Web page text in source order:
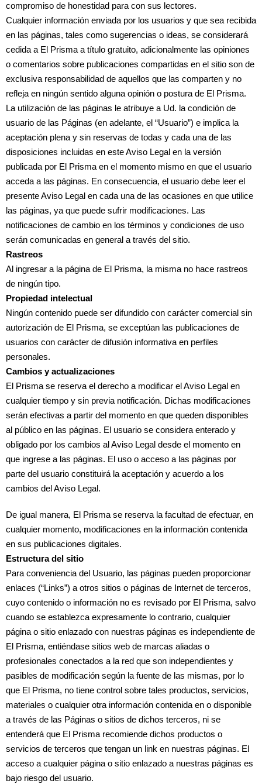
compromiso de honestidad para con sus lectores.
Cualquier información enviada por los usuarios y que sea recibida
en las páginas, tales como sugerencias o ideas, se considerará
cedida a El Prisma a título gratuito, adicionalmente las opiniones
o comentarios sobre publicaciones compartidas en el sitio son de
exclusiva responsabilidad de aquellos que las comparten y no
refleja en ningún sentido alguna opinión o postura de El Prisma.
La utilización de las páginas le atribuye a Ud. la condición de
usuario de las Páginas (en adelante, el “Usuario”) e implica la
aceptación plena y sin reservas de todas y cada una de las
disposiciones incluidas en este Aviso Legal en la versión
publicada por El Prisma en el momento mismo en que el usuario
acceda a las páginas. En consecuencia, el usuario debe leer el
presente Aviso Legal en cada una de las ocasiones en que utilice
las páginas, ya que puede sufrir modificaciones. Las
notificaciones de cambio en los términos y condiciones de uso
serán comunicadas en general a través del sitio.
Rastreos
Al ingresar a la página de El Prisma, la misma no hace rastreos
de ningún tipo.
Propiedad intelectual
Ningún contenido puede ser difundido con carácter comercial sin
autorización de El Prisma, se exceptúan las publicaciones de
usuarios con carácter de difusión informativa en perfiles
personales.
Cambios y actualizaciones
El Prisma se reserva el derecho a modificar el Aviso Legal en
cualquier tiempo y sin previa notificación. Dichas modificaciones
serán efectivas a partir del momento en que queden disponibles
al público en las páginas. El usuario se considera enterado y
obligado por los cambios al Aviso Legal desde el momento en
que ingrese a las páginas. El uso o acceso a las páginas por
parte del usuario constituirá la aceptación y acuerdo a los
cambios del Aviso Legal.
De igual manera, El Prisma se reserva la facultad de efectuar, en
cualquier momento, modificaciones en la información contenida
en sus publicaciones digitales.
Estructura del sitio
Para conveniencia del Usuario, las páginas pueden proporcionar
enlaces (“Links”) a otros sitios o páginas de Internet de terceros,
cuyo contenido o información no es revisado por El Prisma, salvo
cuando se establezca expresamente lo contrario, cualquier
página o sitio enlazado con nuestras páginas es independiente de
El Prisma, entiéndase sitios web de marcas aliadas o
profesionales conectados a la red que son independientes y
pasibles de modificación según la fuente de las mismas, por lo
que El Prisma, no tiene control sobre tales productos, servicios,
materiales o cualquier otra información contenida en o disponible
a través de las Páginas o sitios de dichos terceros, ni se
entenderá que El Prisma recomiende dichos productos o
servicios de terceros que tengan un link en nuestras páginas. El
acceso a cualquier página o sitio enlazado a nuestras páginas es
bajo riesgo del usuario.